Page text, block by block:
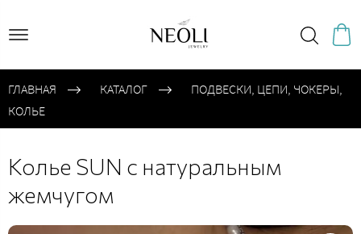
ГЛАВНАЯ КАТАЛОГ
ПОДВЕСКИ, ЦЕПИ, ЧОКЕРЫ,
КОЛЬЕ
Колье SUN с натуральным
жемчугом